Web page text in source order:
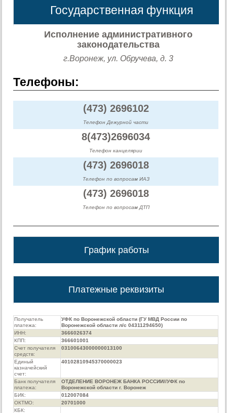
Государственная функция
Исполнение административного
законодательства
г.Воронеж, ул. Обручева, д. 3
Телефоны:
(473) 2696102
Телефон Дежурной части
8(473)2696034
Телефон канцелярии
(473) 2696018
Телефон по вопросам ИАЗ
(473) 2696018
Телефон по вопросам ДТП
График работы
Платежные реквизиты
Получатель
платежа:
УФК по Воронежской области (ГУ МВД России по
Воронежской области л/с 04311294650)
ИНН:
3666026374
КПП:
366601001
Счет получателя
средств:
03100643000000013100
Единый
казначейский
счет:
40102810945370000023
Банк получателя
платежа:
ОТДЕЛЕНИЕ ВОРОНЕЖ БАНКА РОССИИ//УФК по
Воронежской области г. Воронеж
БИК:
012007084
ОКТМО:
20701000
КБК: